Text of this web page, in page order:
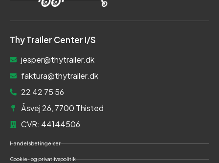
Thy Trailer Center I/S
jesper@thytrailer.dk
faktura@thytrailer.dk
22 42 75 56
Åsvej 26, 7700 Thisted
CVR: 44144506
Handelsbetingelser
Cookie- og privatlivspolitik